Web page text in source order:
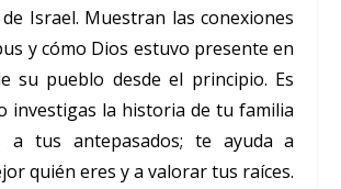
Israel. Muestran las conexiones
y cómo Dios estuvo presente en
su pueblo desde el principio. Es
investigas la historia de tu familia
a tus antepasados; te ayuda a
quién eres y a valorar tus raíces.